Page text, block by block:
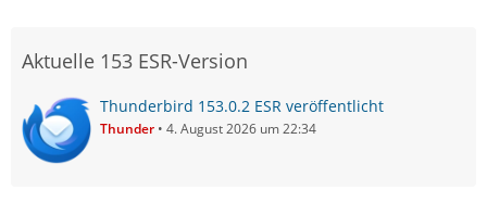
Aktuelle 153 ESR-Version
Thunderbird 153.0.2 ESR veröffentlicht
Thunder 4. August 2026 um 22:34